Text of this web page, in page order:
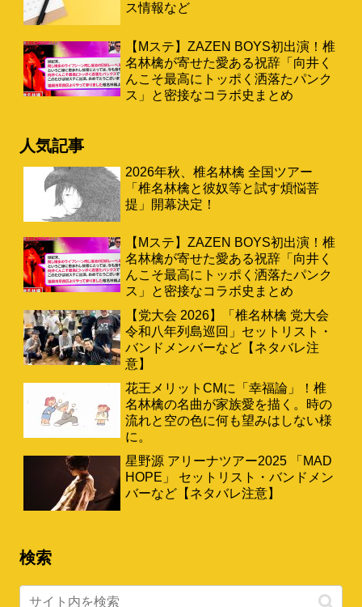
ス情報など
【Mステ】ZAZEN BOYS初出演！椎
名林檎が寄せた愛ある祝辞「向井く
んこそ最高にトッポく洒落たパンク
ス」と密接なコラボ史まとめ
人気記事
2026年秋、椎名林檎 全国ツアー
「椎名林檎と彼奴等と試す煩悩菩
提」開幕決定！
【Mステ】ZAZEN BOYS初出演！椎
名林檎が寄せた愛ある祝辞「向井く
んこそ最高にトッポく洒落たパンク
ス」と密接なコラボ史まとめ
【党大会 2026】「椎名林檎 党大会
令和八年列島巡回」セットリスト・
バンドメンバーなど【ネタバレ注
意】
花王メリットCMに「幸福論」！椎
名林檎の名曲が家族愛を描く。時の
流れと空の色に何も望みはしない様
に。
星野源 アリーナツアー2025 「MAD
HOPE」 セットリスト・バンドメン
バーなど【ネタバレ注意】
検索